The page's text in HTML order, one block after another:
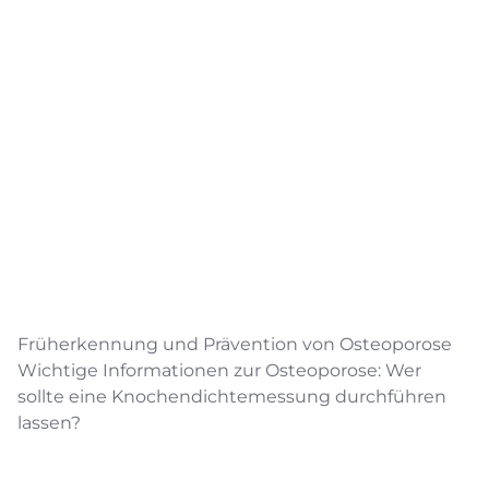
Früherkennung und Prävention von Osteoporose
Wichtige Informationen zur Osteoporose: Wer
sollte eine Knochendichtemessung durchführen
lassen?